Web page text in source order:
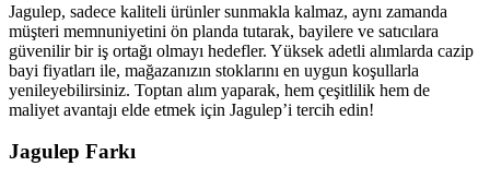
Jagulep, sadece kaliteli ürünler sunmakla kalmaz, aynı zamanda
müşteri memnuniyetini ön planda tutarak, bayilere ve satıcılara
güvenilir bir iş ortağı olmayı hedefler. Yüksek adetli alımlarda cazip
bayi fiyatları ile, mağazanızın stoklarını en uygun koşullarla
yenileyebilirsiniz. Toptan alım yaparak, hem çeşitlilik hem de
maliyet avantajı elde etmek için Jagulep’i tercih edin!
Jagulep Farkı